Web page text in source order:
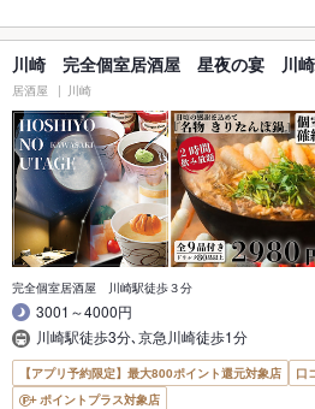
川崎 完全個室居酒屋 星夜の宴 川崎
居酒屋 川崎
完全個室居酒屋 川崎駅徒歩３分
3001～4000円
川崎駅徒歩3分､京急川崎徒歩1分
【アプリ予約限定】最大800ポイント還元対象店
口
ポイントプラス対象店